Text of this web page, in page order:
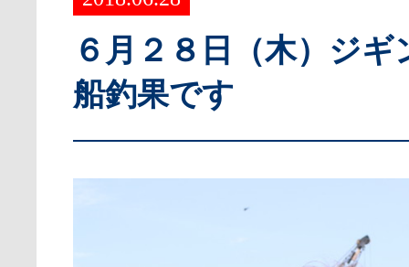
６月２８日（木）ジギ
船釣果です